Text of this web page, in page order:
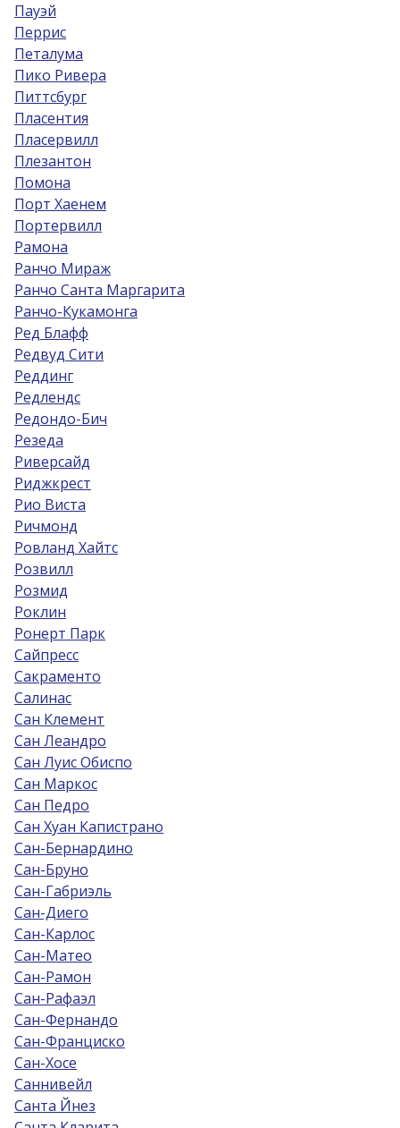
Пауэй
Перрис
Петалума
Пико Ривера
Питтсбург
Пласентия
Пласервилл
Плезантон
Помона
Порт Хаенем
Портервилл
Рамона
Ранчо Мираж
Ранчо Санта Маргарита
Ранчо-Кукамонга
Ред Блафф
Редвуд Сити
Реддинг
Редлендс
Редондо-Бич
Резеда
Риверсайд
Риджкрест
Рио Виста
Ричмонд
Ровланд Хайтс
Розвилл
Розмид
Роклин
Ронерт Парк
Сайпресс
Сакраменто
Салинас
Сан Клемент
Сан Леандро
Сан Луис Обиспо
Сан Маркос
Сан Педро
Сан Хуан Капистрано
Сан-Бернардино
Сан-Бруно
Сан-Габриэль
Сан-Диего
Сан-Карлос
Сан-Матео
Сан-Рамон
Сан-Рафаэл
Сан-Фернандо
Сан-Франциско
Сан-Хосе
Саннивейл
Санта Йнез